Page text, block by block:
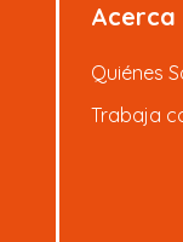
Acerca
Quiénes
Trabaja